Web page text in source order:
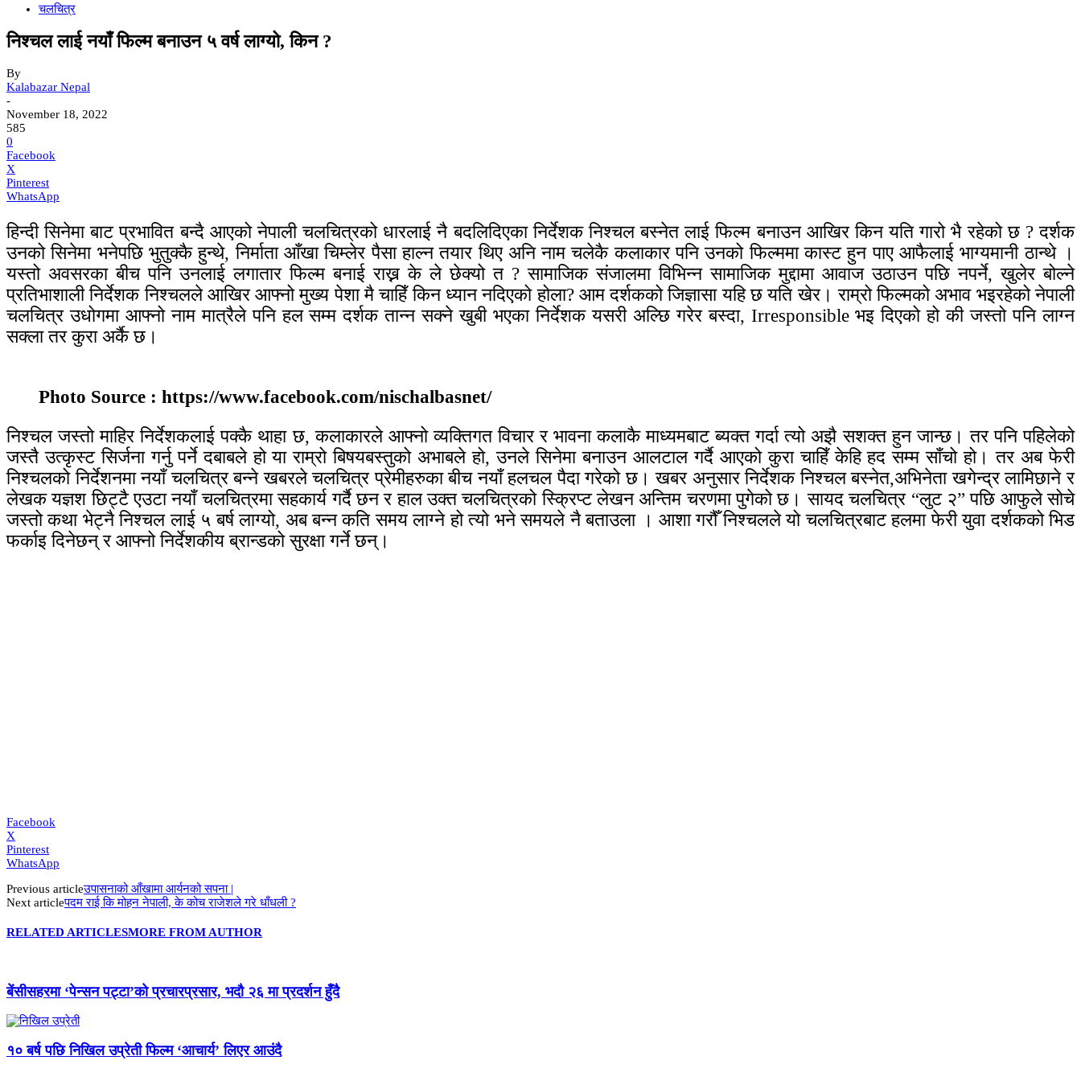
चलचित्र
निश्चल लाई नयाँ फिल्म बनाउन ५ वर्ष लाग्यो, किन ?
By
Kalabazar Nepal
-
November 18, 2022
585
0
Facebook
X
Pinterest
WhatsApp
हिन्दी सिनेमा बाट प्रभावित बन्दै आएको नेपाली चलचित्रको धारलाई नै बदलिदिएका निर्देशक निश्चल बस्नेत लाई फिल्म बनाउन आखिर किन यति गारो भै रहेको छ ? दर्शक
उनको सिनेमा भनेपछि भुतुक्कै हुन्थे, निर्माता आँखा चिम्लेर पैसा हाल्न तयार थिए अनि नाम चलेकै कलाकार पनि उनको फिल्ममा कास्ट हुन पाए आफैलाई भाग्यमानी ठान्थे ।
यस्तो अवसरका बीच पनि उनलाई लगातार फिल्म बनाई राख्न के ले छेक्यो त ? सामाजिक संजालमा विभिन्न सामाजिक मुद्दामा आवाज उठाउन पछि नपर्ने, खुलेर बोल्ने
प्रतिभाशाली निर्देशक निश्चलले आखिर आफ्नो मुख्य पेशा मै चाहिँ किन ध्यान नदिएको होला? आम दर्शकको जिज्ञासा यहि छ यति खेर। राम्रो फिल्मको अभाव भइरहेको नेपाली
चलचित्र उधोगमा आफ्नो नाम मात्रैले पनि हल सम्म दर्शक तान्न सक्ने खुबी भएका निर्देशक यसरी अल्छि गरेर बस्दा, Irresponsible भइ दिएको हो की जस्तो पनि लाग्न
सक्ला तर कुरा अर्कै छ।
Photo Source : https://www.facebook.com/nischalbasnet/
निश्चल जस्तो माहिर निर्देशकलाई पक्कै थाहा छ, कलाकारले आफ्नो व्यक्तिगत विचार र भावना कलाकै माध्यमबाट ब्यक्त गर्दा त्यो अझै सशक्त हुन जान्छ। तर पनि पहिलेको
जस्तै उत्कृस्ट सिर्जना गर्नु पर्ने दबाबले हो या राम्रो बिषयबस्तुको अभाबले हो, उनले सिनेमा बनाउन आलटाल गर्दै आएको कुरा चाहिँ केहि हद सम्म साँचो हो। तर अब फेरी
निश्चलको निर्देशनमा नयाँ चलचित्र बन्ने खबरले चलचित्र प्रेमीहरुका बीच नयाँ हलचल पैदा गरेको छ। खबर अनुसार निर्देशक निश्चल बस्नेत,अभिनेता खगेन्द्र लामिछाने र
लेखक यज्ञश छिट्टै एउटा नयाँ चलचित्रमा सहकार्य गर्दै छन र हाल उक्त चलचित्रको स्क्रिप्ट लेखन अन्तिम चरणमा पुगेको छ। सायद चलचित्र “लुट २” पछि आफुले सोचे
जस्तो कथा भेट्नै निश्चल लाई ५ बर्ष लाग्यो, अब बन्न कति समय लाग्ने हो त्यो भने समयले नै बताउला । आशा गरौँ निश्चलले यो चलचित्रबाट हलमा फेरी युवा दर्शकको भिड
फर्काइ दिनेछन् र आफ्नो निर्देशकीय ब्रान्डको सुरक्षा गर्ने छन्।
Facebook
X
Pinterest
WhatsApp
Previous articleउपासनाको आँखामा आर्यनको सपना |
Next articleपदम राई कि मोहन नेपाली, के कोच राजेशले गरे धाँधली ?
RELATED ARTICLESMORE FROM AUTHOR
बेंसीसहरमा ‘पेन्सन पट्टा’को प्रचारप्रसार, भदौ २६ मा प्रदर्शन हुँदै
१० बर्ष पछि निखिल उप्रेती फिल्म ‘आचार्य’ लिएर आउंदै